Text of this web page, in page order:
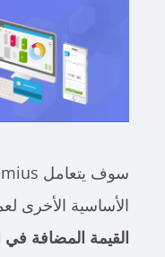
الأساسية الأخرى
القيمة المضافة في